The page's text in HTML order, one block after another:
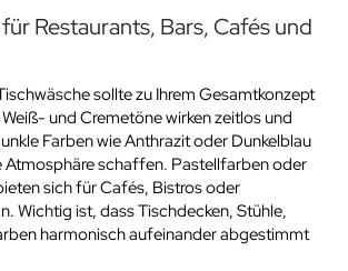
Restaurants, Bars, Cafés und
sollte zu Ihrem Gesamtkonzept
und Cremetöne wirken zeitlos und
Farben wie Anthrazit oder Dunkelblau
Atmosphäre schaffen. Pastellfarben oder
sich für Cafés, Bistros oder
Wichtig ist, dass Tischdecken, Stühle,
harmonisch aufeinander abgestimmt